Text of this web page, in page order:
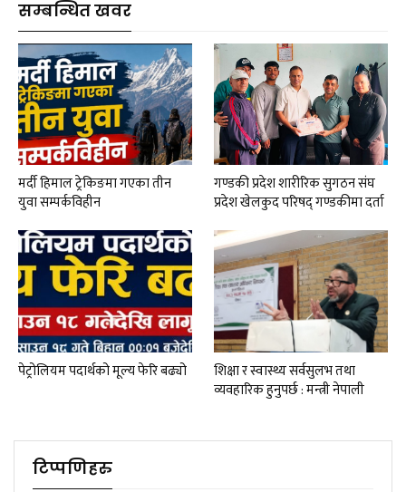
सम्बन्धित खवर
मर्दी हिमाल ट्रेकिङमा गएका तीन
युवा सम्पर्कविहीन
गण्डकी प्रदेश शारीरिक सुगठन संघ
प्रदेश खेलकुद परिषद् गण्डकीमा दर्ता
पेट्रोलियम पदार्थको मूल्य फेरि बढ्यो
शिक्षा र स्वास्थ्य सर्वसुलभ तथा
व्यवहारिक हुनुपर्छ : मन्त्री नेपाली
टिप्पणिहरु